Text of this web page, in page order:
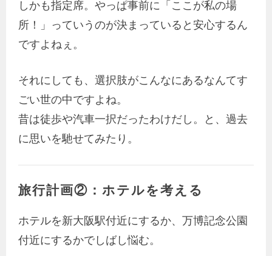
しかも指定席。やっぱ事前に「ここが私の場
所！」っていうのが決まっていると安心するん
ですよねぇ。
それにしても、選択肢がこんなにあるなんてす
ごい世の中ですよね。
昔は徒歩や汽車一択だったわけだし。と、過去
に思いを馳せてみたり。
旅行計画②：ホテルを考える
ホテルを新大阪駅付近にするか、万博記念公園
付近にするかでしばし悩む。